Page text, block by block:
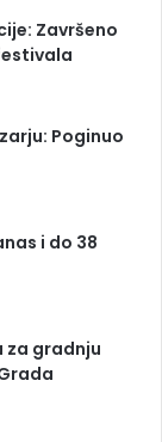
Završeno
Poginuo
i do 38
za gradnju